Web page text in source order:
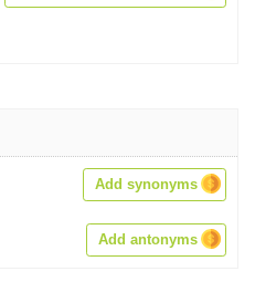
Add synonyms
Add antonyms